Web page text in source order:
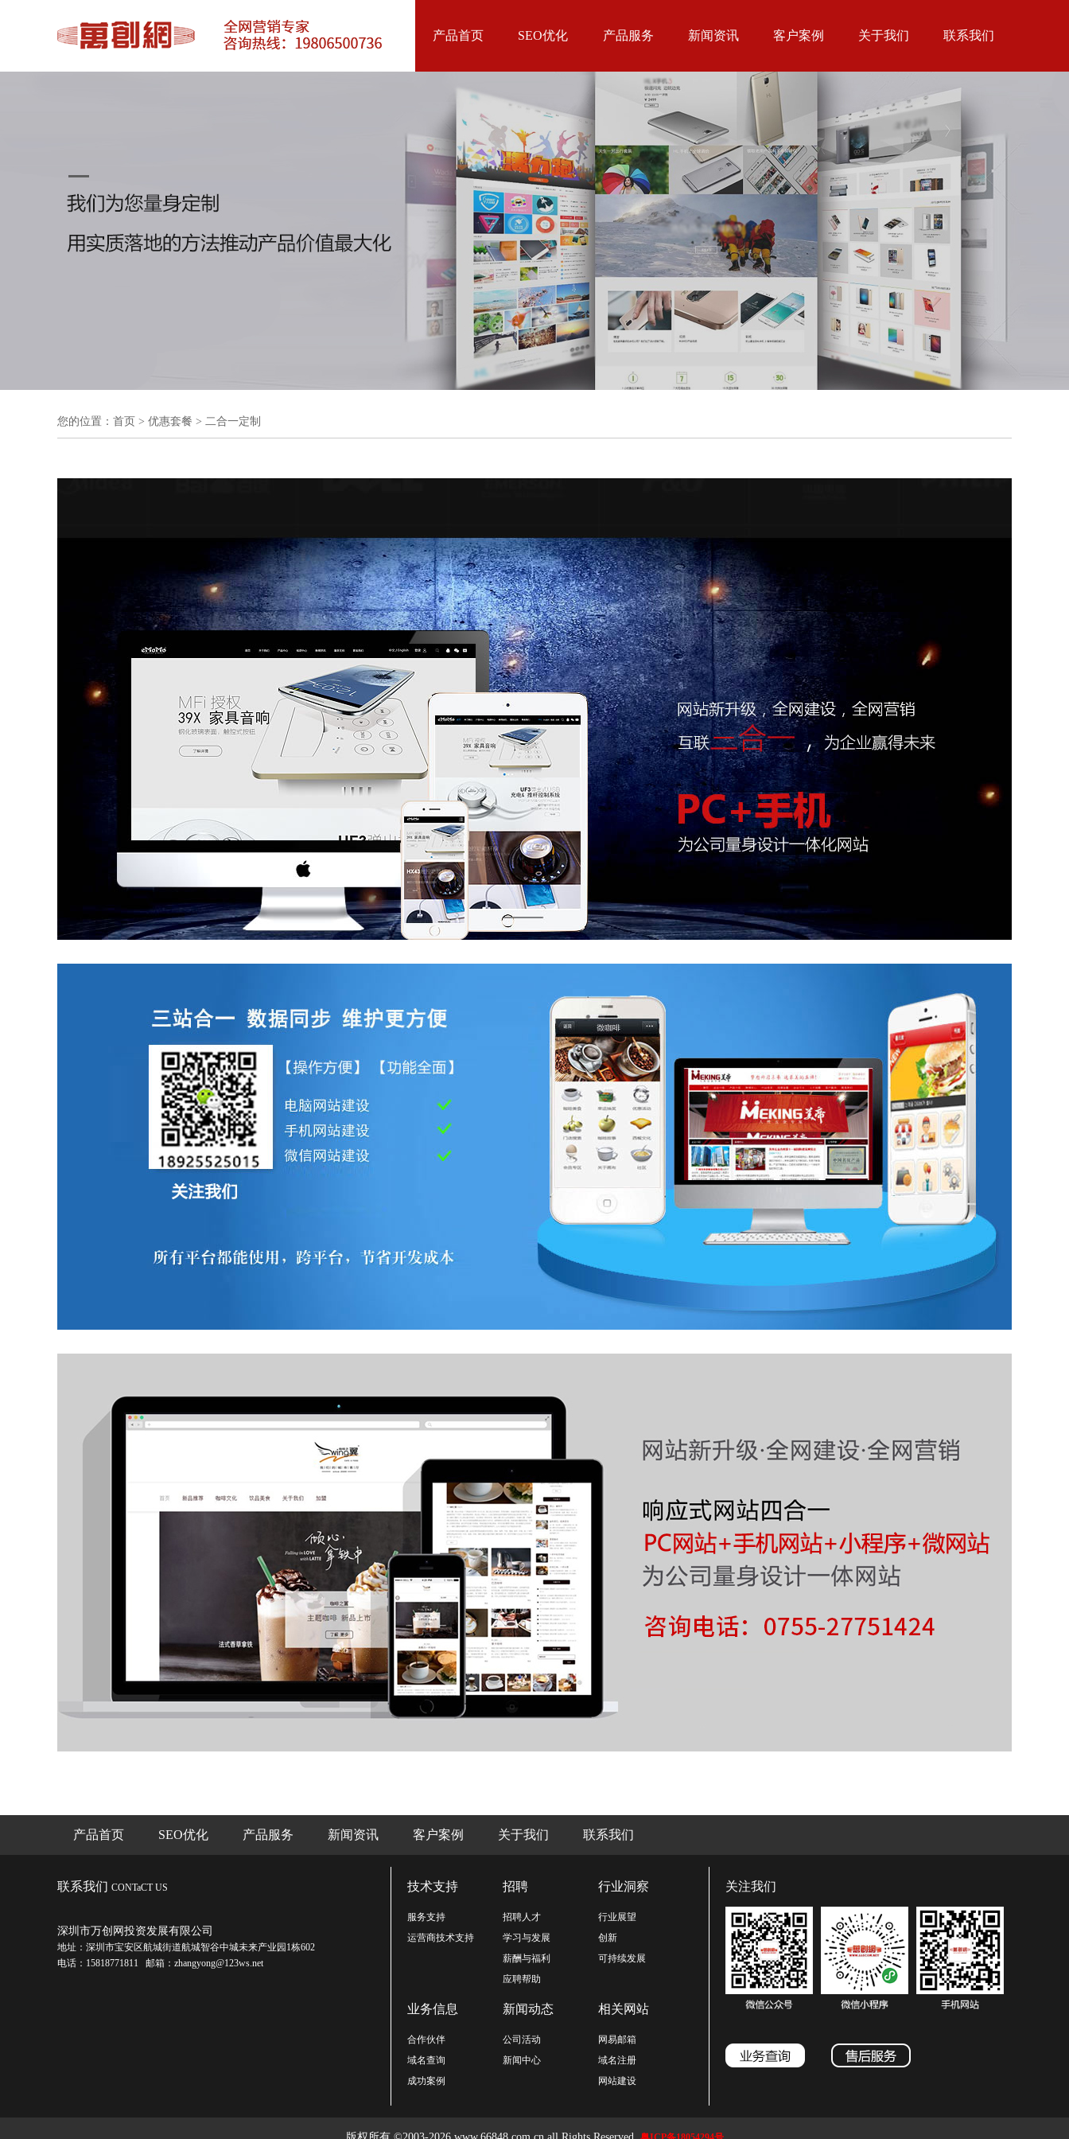
产品首页 SEO优化 产品服务 新闻资讯 客户案例 关于我们 联系我们
您的位置： 首页 > 优惠套餐 > 二合一定制
产品首页 SEO优化 产品服务 新闻资讯 客户案例 关于我们 联系我们
联系我们 CONTaCT US
深圳市万创网投资发展有限公司
地址：深圳市宝安区航城街道航城智谷中城未来产业园1栋602
电话：15818771811 邮箱：zhangyong@123ws.net
技术支持
服务支持
运营商技术支持
招聘
招聘人才
学习与发展
薪酬与福利
应聘帮助
行业洞察
行业展望
创新
可持续发展
业务信息
合作伙伴
域名查询
成功案例
新闻动态
公司活动
新闻中心
相关网站
网易邮箱
域名注册
网站建设
关注我们